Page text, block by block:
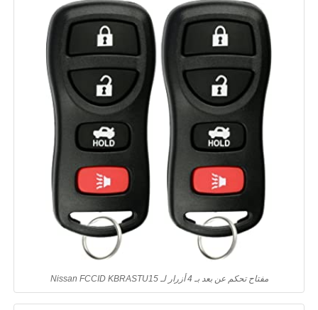
مفتاح تحكم عن بعد بـ 4 أزرار لـ Nissan FCCID KBRASTU15